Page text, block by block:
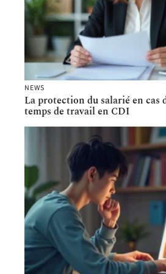
NEWS
La protection du salarié en cas
temps de travail en CDI